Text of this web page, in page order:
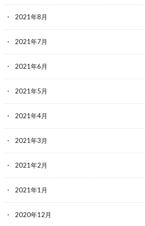
2021年8月
2021年7月
2021年6月
2021年5月
2021年4月
2021年3月
2021年2月
2021年1月
2020年12月